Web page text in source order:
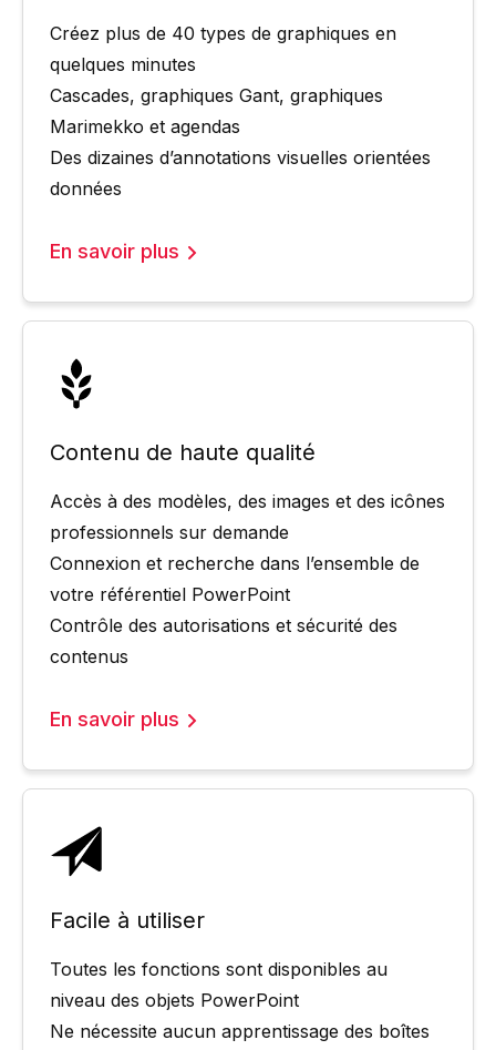
Créez plus de 40 types de graphiques en
quelques minutes
Cascades, graphiques Gant, graphiques
Marimekko et agendas
Des dizaines d’annotations visuelles orientées
données
En savoir plus
Contenu de haute qualité
Accès à des modèles, des images et des icônes
professionnels sur demande
Connexion et recherche dans l’ensemble de
votre référentiel PowerPoint
Contrôle des autorisations et sécurité des
contenus
En savoir plus
Facile à utiliser
Toutes les fonctions sont disponibles au
niveau des objets PowerPoint
Ne nécessite aucun apprentissage des boîtes